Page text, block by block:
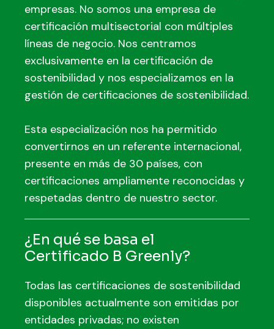
empresas. No somos una empresa de
certificación multisectorial con múltiples
líneas de negocio. Nos centramos
exclusivamente en la certificación de
sostenibilidad y nos especializamos en la
gestión de certificaciones de sostenibilidad.
Esta especialización nos ha permitido
convertirnos en un referente internacional,
presente en más de 30 países, con
certificaciones ampliamente reconocidas y
respetadas dentro de nuestro sector.
¿En qué se basa el
Certificado B Greenly?
Todas las certificaciones de sostenibilidad
disponibles actualmente son emitidas por
entidades privadas; no existen